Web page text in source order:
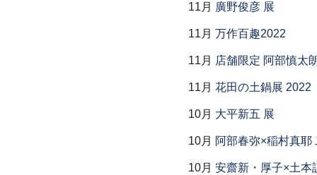
11月 廣野俊彦 展
11月 万作百趣2022
11月 店舗限定 阿部慎太
11月 花田の土鍋展 2022
10月 大平新五 展
10月 阿部春弥×稲村真耶
10月 安齋新・厚子×土本